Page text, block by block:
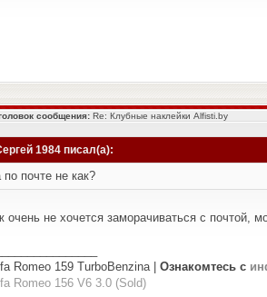
сообщения: Re: Клубные наклейки Alfisti.by
1984 писал(а):
по почте не как?
очень не хочется заморачиваться с почтой,
Romeo 159 TurboBenzina | Ознакомтесь с
Romeo 156 V6 3.0 (Sold)